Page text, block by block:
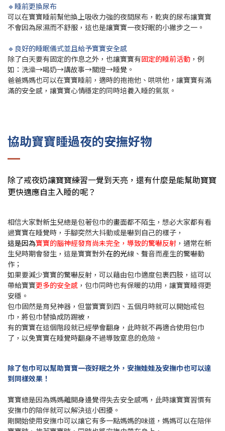
🔹睡前更換尿布
可以在寶寶睡前幫他換上吸收力強的夜間尿布，乾爽的尿布讓寶寶
不會因為尿濕而不舒服，這也是讓寶寶一夜好眠的小撇步之一。
🔹良好的睡眠儀式並且給予寶寶安全感
除了白天要有固定的作息之外，也讓寶寶有固定的睡前活動 ，例
如：洗澡→喝奶→講故事→關燈→睡覺。
爸爸媽媽也可以在寶寶睡前，適時的抱抱他、哄哄他，讓寶寶有滿
滿的安全感，讓寶寶心情穩定的同時培養入睡的氣氛。
協助寶寶睡過夜的安撫好物
除了戒夜奶讓寶寶練習一覺到天亮，還有什麼是能幫助寶寶
更快適應自主入睡的呢？
相信大家對新生兒總是包著包巾的畫面都不陌生，想必大家都有看
過寶寶在睡覺時，手腳突然大抖動或是嚇到自己的樣子，
這是因為寶寶的腦神經發育尚未完全， 導致的驚嚇反射 ，通常在新
生兒時期會發生，這是寶寶對外在的光線、聲音而產生的驚嚇動
作；
如果要減少寶寶的驚嚇反射，可以藉由包巾適度包裹四肢，這可以
帶給寶寶更多的安全感 ，包巾同時也有保暖的功用，讓寶寶睡得更
安穩。
包巾固然是育兒神器，但當寶寶到四、五個月時就可以開始戒包
巾，將包巾替換成防踢被，
有的寶寶在這個階段就已經學會翻身，此時就不再適合使用包巾
了，以免寶寶在睡覺時翻身不過導致窒息的危險。
除了包巾可以幫助寶寶一夜好眠之外，安撫娃娃及安撫巾也可以達
到同樣效果！
寶寶總是因為媽媽離開身邊覺得失去安全感嗎，此時讓寶寶習慣有
安撫巾的陪伴就可以解決這小困擾。
剛開始使用安撫巾可以讓它有多一點媽媽的味道，媽媽可以在陪伴